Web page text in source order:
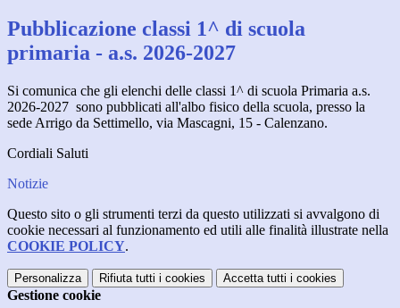
Pubblicazione classi 1^ di scuola
primaria - a.s. 2026-2027
Si comunica che gli elenchi delle classi 1^ di scuola Primaria a.s.
2026-2027 sono pubblicati all'albo fisico della scuola, presso la
sede Arrigo da Settimello, via Mascagni, 15 - Calenzano.
Cordiali Saluti
Notizie
Questo sito o gli strumenti terzi da questo utilizzati si avvalgono di
cookie necessari al funzionamento ed utili alle finalità illustrate nella
COOKIE POLICY.
Personalizza Rifiuta tutti i cookies Accetta tutti i cookies
Gestione cookie